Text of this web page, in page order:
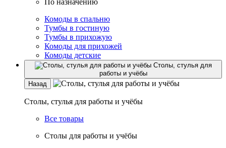
По назначению
Комоды в спальню
Тумбы в гостиную
Тумбы в прихожую
Комоды для прихожей
Комоды детские
Столы, стулья для
работы и учёбы
Назад
Столы, стулья для работы и учёбы
Все товары
Столы для работы и учёбы